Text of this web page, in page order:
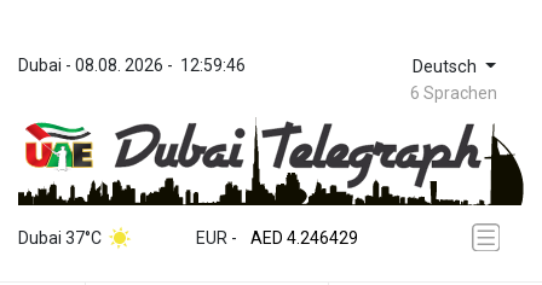
Dubai - 08.08. 2026 - 12:59:46 Deutsch
6 Sprachen
Dubai 37°C EUR -
ZWL 372.275202
AED 4.246429
AED 4.246429
AFN 76.887634